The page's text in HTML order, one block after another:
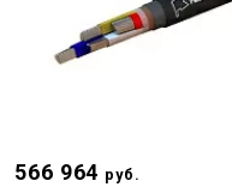
566 964 руб.